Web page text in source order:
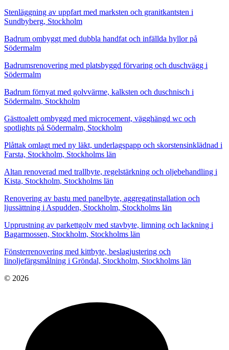
Stenläggning av uppfart med marksten och granitkantsten i
Sundbyberg, Stockholm
Badrum ombyggt med dubbla handfat och infällda hyllor på
Södermalm
Badrumsrenovering med platsbyggd förvaring och duschvägg i
Södermalm
Badrum förnyat med golvvärme, kalksten och duschnisch i
Södermalm, Stockholm
Gästtoalett ombyggd med microcement, vägghängd wc och
spotlights på Södermalm, Stockholm
Plåttak omlagt med ny läkt, underlagspapp och skorstensinklädnad i
Farsta, Stockholm, Stockholms län
Altan renoverad med trallbyte, regelstärkning och oljebehandling i
Kista, Stockholm, Stockholms län
Renovering av bastu med panelbyte, aggregatinstallation och
ljussättning i Aspudden, Stockholm, Stockholms län
Upprustning av parkettgolv med stavbyte, limning och lackning i
Bagarmossen, Stockholm, Stockholms län
Fönsterrenovering med kittbyte, beslagjustering och
linoljefärgsmålning i Gröndal, Stockholm, Stockholms län
© 2026